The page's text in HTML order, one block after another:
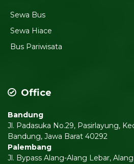
Sewa Bus
Sewa Hiace
Bus Pariwisata
Office
Bandung
Jl. Padasuka No.29, Pasirlayung,
Bandung, Jawa Barat 40292
Palembang
Jl. Bypass Alang-Alang Lebar,